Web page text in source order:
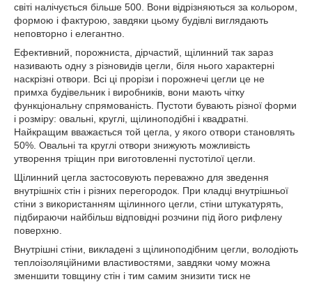
світі налічується більше 500. Вони відрізняються за кольором,
формою і фактурою, завдяки цьому будівлі виглядають
неповторно і елегантно.
Ефективний, порожниста, дірчастий, щілинний так зараз
називають одну з різновидів цегли, біля нього характерні
наскрізні отвори. Всі ці прорізи і порожнечі цегли це не
примха будівельник і виробників, вони мають чітку
функціональну спрямованість. Пустоти бувають різної форми
і розміру: овальні, круглі, щілиноподібні і квадратні.
Найкращим вважається той цегла, у якого отвори становлять
50%. Овальні та круглі отвори знижують можливість
утворення тріщин при виготовленні пустотілої цегли.
Щілинний цегла застосовують переважно для зведення
внутрішніх стін і різних перегородок. При кладці внутрішньої
стіни з використанням щілинного цегли, стіни штукатурять,
підбираючи найбільш відповідні розчини під його рифлену
поверхню.
Внутрішні стіни, викладені з щілиноподібним цегли, володіють
теплоізоляційними властивостями, завдяки чому можна
зменшити товщину стін і тим самим знизити тиск не